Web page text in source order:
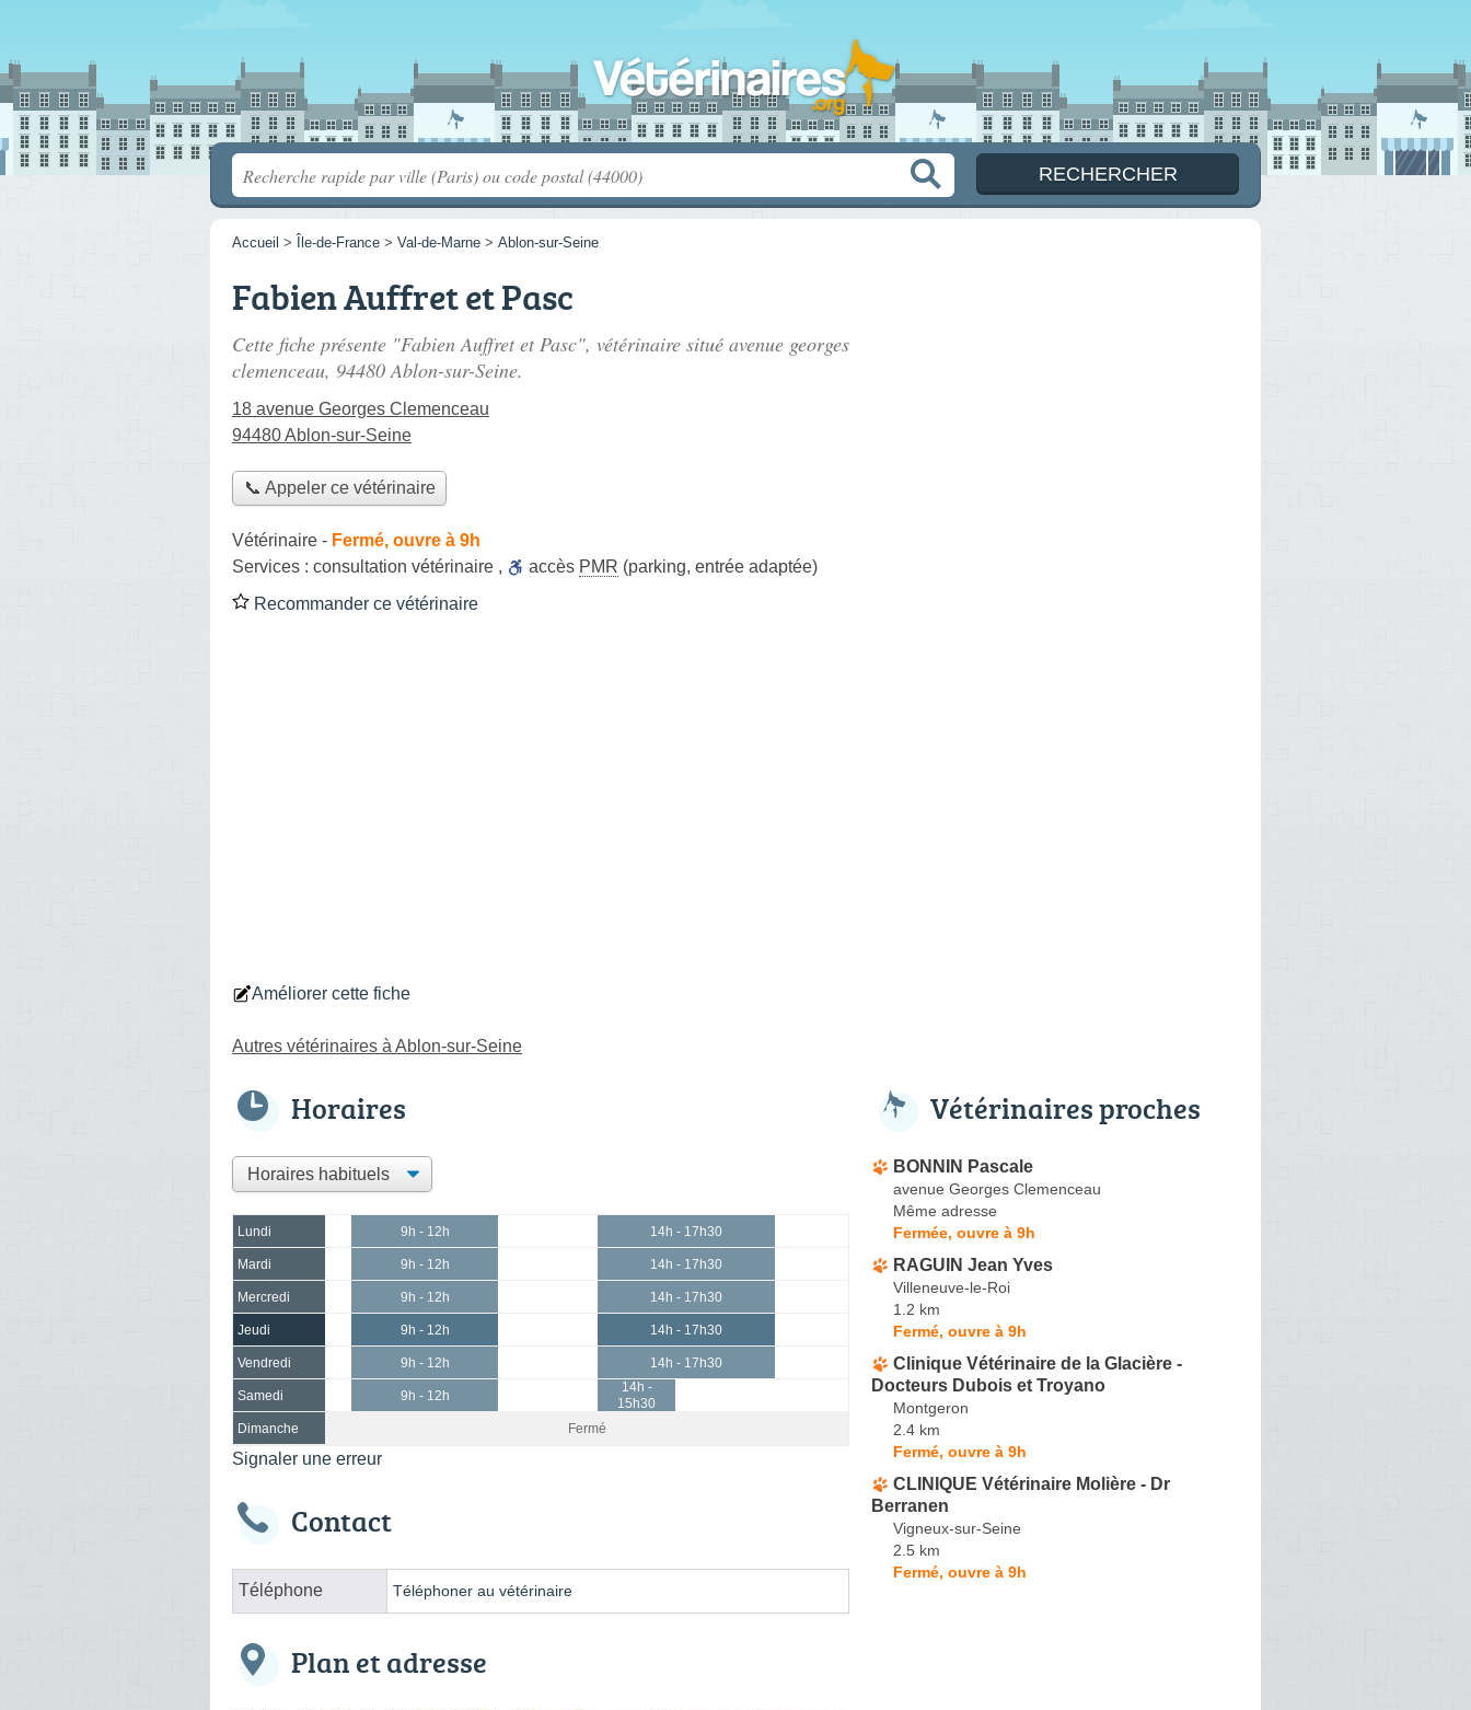
Accueil > Île-de-France > Val-de-Marne > Ablon-sur-Seine
Fabien Auffret et Pasc
Cette fiche présente "Fabien Auffret et Pasc", vétérinaire situé avenue georges
clemenceau, 94480 Ablon-sur-Seine.
18 avenue Georges Clemenceau
94480 Ablon-sur-Seine
📞 Appeler ce vétérinaire
Vétérinaire - Fermé, ouvre à 9h
Services : consultation vétérinaire , accès PMR (parking, entrée adaptée)
Recommander ce vétérinaire
Améliorer cette fiche
Autres vétérinaires à Ablon-sur-Seine
Horaires
Lundi 9h - 12h 14h - 17h30
Mardi 9h - 12h 14h - 17h30
Mercredi 9h - 12h 14h - 17h30
Jeudi 9h - 12h 14h - 17h30
Vendredi 9h - 12h 14h - 17h30
Samedi 9h - 12h
14h -
15h30
Dimanche
Fermé
Signaler une erreur
Contact
Téléphone Téléphoner au vétérinaire
Plan et adresse
Vétérinaires proches
BONNIN Pascale
avenue Georges Clemenceau
Même adresse
Fermée, ouvre à 9h
RAGUIN Jean Yves
Villeneuve-le-Roi
1.2 km
Fermé, ouvre à 9h
Clinique Vétérinaire de la Glacière -
Docteurs Dubois et Troyano
Montgeron
2.4 km
Fermé, ouvre à 9h
CLINIQUE Vétérinaire Molière - Dr
Berranen
Vigneux-sur-Seine
2.5 km
Fermé, ouvre à 9h